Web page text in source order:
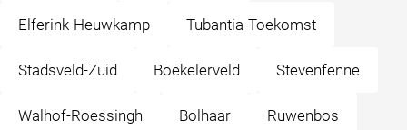
Elferink-Heuwkamp Tubantia-Toekomst
Stadsveld-Zuid Boekelerveld Stevenfenne
Walhof-Roessingh Bolhaar Ruwenbos